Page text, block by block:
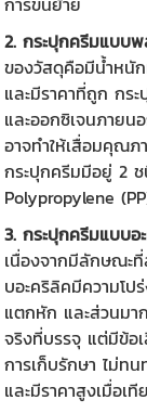
2. กระปุกครีมแบบ
ของวัสดุคือมีน้ำหนั
และมีราคาที่ถูก ก
และออกซิเจนภาย
อาจทำให้เสื่อมคุณภ
กระปุกครีมมีอยู่ 2
Polypropylene
3. กระปุกครีมแบบอ
เนื่องจากมีลักษณะ
บอะคริลิคมีความโป
แตกหัก และส่วนมา
จริงที่บรรจุ แต่มีข้อ
การเก็บรักษา ไม่ท
และมีราคาสูงเมื่อเ